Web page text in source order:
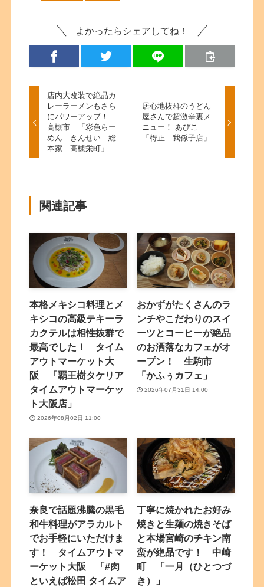
よかったらシェアしてね！
店内大改装で絶品カ
レーラーメンもさら
にパワーアップ！
高槻市 「彩色らー
めん きんせい 総
本家 高槻栄町」
居心地抜群のうどん
屋さんで超激辛裏メ
ニュー！ あびこ
「得正 我孫子店」
関連記事
本格メキシコ料理とメ
キシコの高級テキーラ
カクテルは相性抜群で
最高でした！ タイム
アウトマーケット大
阪 「覇王樹タケリア
タイムアウトマーケッ
ト大阪店」
2026年08月02日 11:00
おかずがたくさんのラ
ンチやこだわりのスイ
ーツとコーヒーが絶品
のお洒落なカフェがオ
ープン！ 生駒市
「かふぅカフェ」
2026年07月31日 14:00
奈良で話題沸騰の黒毛
和牛料理がアラカルト
でお手軽にいただけま
す！ タイムアウトマ
ーケット大阪 「#肉
といえば松田 タイムア
丁寧に焼かれたお好み
焼きと生麺の焼きそば
と本場宮崎のチキン南
蛮が絶品です！ 中崎
町 「一月（ひとつづ
き）」